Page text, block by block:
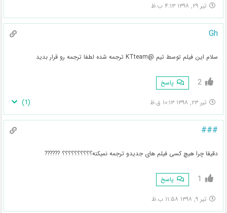
تیر ۲۹, ۱۳۹۸ ۴:۱۳ ب.ظ
Gh
سلام این فیلم توسط تیم @KTteam ترجمه شده لطفا ترجمه رو قرار بدید
2 پاسخ
تیر ۲۳, ۱۳۹۸ ۱۰:۱۳ ق.ظ (
1
)
###
دقیقا چرا هیچ کسی فیلم های جدیدو ترجمه نمیکنه؟؟؟؟؟؟؟؟؟؟ ??????
1 پاسخ
تیر ۹, ۱۳۹۸ ۱۱:۵۸ ب.ظ